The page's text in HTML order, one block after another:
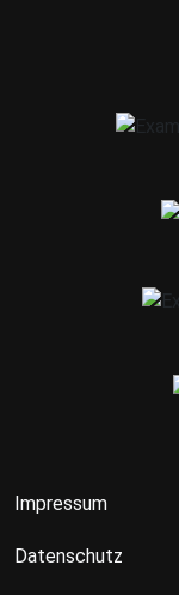
Impressum
Datenschutz